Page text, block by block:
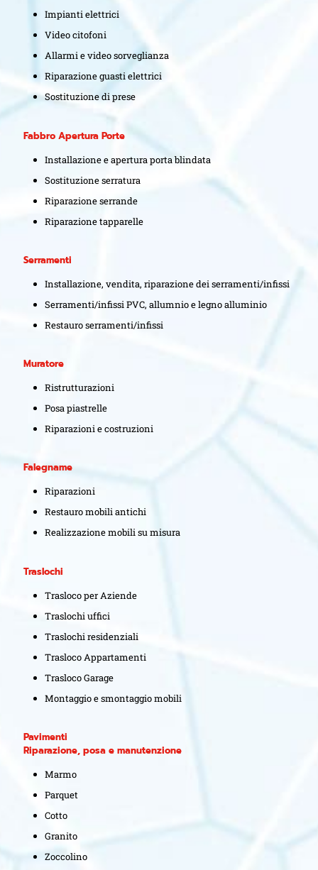
Impianti elettrici
Video citofoni
Allarmi e video sorveglianza
Riparazione guasti elettrici
Sostituzione di prese
Fabbro Apertura Porte
Installazione e apertura porta blindata
Sostituzione serratura
Riparazione serrande
Riparazione tapparelle
Serramenti
Installazione, vendita, riparazione dei serramenti/infissi
Serramenti/infissi PVC, allumnio e legno alluminio
Restauro serramenti/infissi
Muratore
Ristrutturazioni
Posa piastrelle
Riparazioni e costruzioni
Falegname
Riparazioni
Restauro mobili antichi
Realizzazione mobili su misura
Traslochi
Trasloco per Aziende
Traslochi uffici
Traslochi residenziali
Trasloco Appartamenti
Trasloco Garage
Montaggio e smontaggio mobili
Pavimenti
Riparazione, posa e manutenzione
Marmo
Parquet
Cotto
Granito
Zoccolino